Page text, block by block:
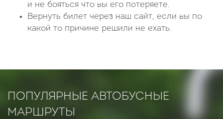
и не бояться что вы его потеряете.
Вернуть билет через наш сайт, если вы по
какой то причине решили не ехать.
ПОПУЛЯРНЫЕ АВТОБУСНЫЕ
МАРШРУТЫ